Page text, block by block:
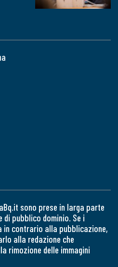
sono prese in larga parte
pubblico dominio. Se i
in contrario alla pubblicazione,
alla redazione che
rimozione delle immagini